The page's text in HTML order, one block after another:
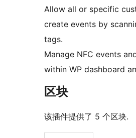
Allow all or specific
create events by
tags.
Manage NFC events
within WP dashboard
区块
该插件提供了 5 个区块.